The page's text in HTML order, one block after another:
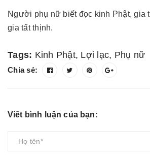
Người phụ nữ biết đọc kinh Phật, gia
gia tất thịnh.
Tags: Kinh Phật, Lợi lạc, Phụ nữ
Chia sẻ:
Viết bình luận của bạn: